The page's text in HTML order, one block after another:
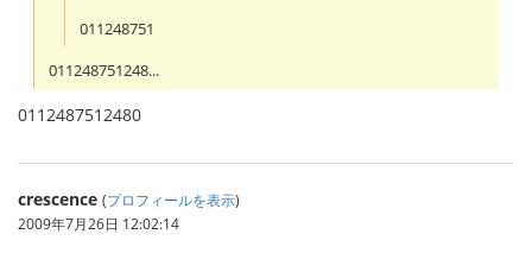
011248751
011248751248...
0112487512480
crescence (プロフィールを表示)
2009年7月26日 12:02:14